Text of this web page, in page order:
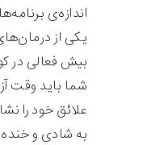
اندازه‌ی
یکی از
بیش فعالی در
شما باید وقت
علائق خود را
به شادی و خنده